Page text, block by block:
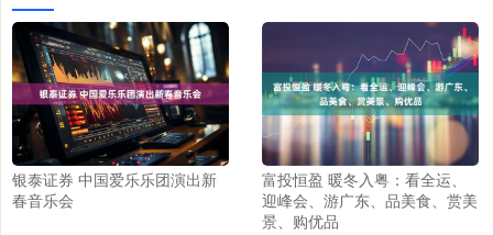
银泰证券 中国爱乐乐团演出新
春音乐会
富投恒盈 暖冬入粤：看全运、
迎峰会、游广东、品美食、赏美
景、购优品